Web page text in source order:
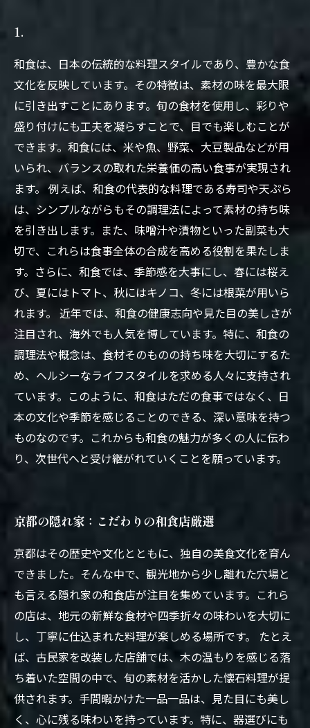
1.
和食は、日本の伝統的な料理スタイルであり、豊かな食
文化を反映しています。その特徴は、素材の味を最大限
に引き出すことにあります。旬の食材を使用し、彩りや
盛り付けにも工夫を凝らすことで、目でも楽しむことが
できます。和食には、米や魚、野菜、大豆製品などが用
いられ、バランスの取れた栄養価の高い食事が実現され
ます。 例えば、和食の代表的な料理である寿司や天ぷら
は、シンプルながらもその調理法によって素材の持ち味
を引き出します。また、味噌汁や漬物といった副菜も大
切で、これらは食事全体の合成を高める役割を果たしま
す。さらに、和食では、季節感を大事にし、春には桜え
び、夏にはトマト、秋にはキノコ、冬には根菜が用いら
れます。 近年では、和食の健康志向や見た目の美しさが
注目され、海外でも人気を博しています。特に、和食の
調理法や概念は、食材そのものの持ち味を大切にするた
め、ヘルシーなライフスタイルを求める人々に支持され
ています。このように、和食はただの食事ではなく、日
本の文化や季節を感じることのできる、深い意味を持つ
ものなのです。これからも和食の魅力が多くの人に伝わ
り、次世代へと受け継がれていくことを願っています。
京都の隠れ家：こだわりの和食店厳選
京都はその歴史や文化とともに、独自の美食文化を育ん
できました。そんな中で、観光地から少し離れた穴場と
も言える隠れ家の和食店が注目を集めています。これら
の店は、地元の新鮮な食材や四季折々の味わいを大切に
し、丁寧に仕込まれた料理が楽しめる場所です。 たとえ
ば、古民家を改装した店舗では、木の温もりを感じる落
ち着いた空間の中で、旬の素材を活かした懐石料理が提
供されます。手間暇かけた一品一品は、見た目にも美し
く、心に残る味わいを持っています。特に、器選びにも